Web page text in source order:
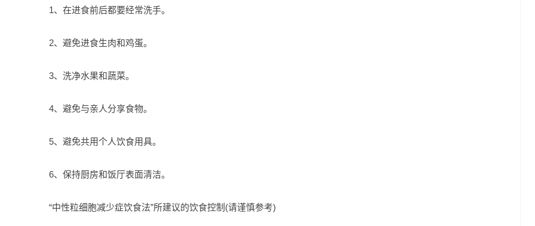
1、在进食前后都要经常洗手。
2、避免进食生肉和鸡蛋。
3、洗净水果和蔬菜。
4、避免与亲人分享食物。
5、避免共用个人饮食用具。
6、保持厨房和饭厅表面清洁。
“中性粒细胞减少症饮食法”所建议的饮食控制(请谨慎参考)